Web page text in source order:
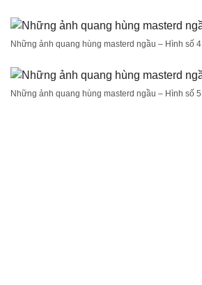
Những ảnh quang hùng masterd ngầu – Hình số 4
Những ảnh quang hùng masterd ngầu – Hình số 5